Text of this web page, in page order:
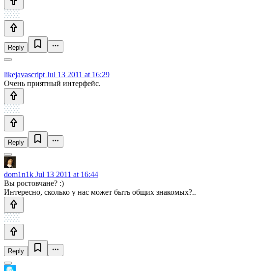
Reply
likejavascript Jul 13 2011 at 16:29
Очень приятный интерфейс.
Reply
dom1n1k Jul 13 2011 at 16:44
Вы ростовчане? :)
Интересно, сколько у нас может быть общих знакомых?..
Reply